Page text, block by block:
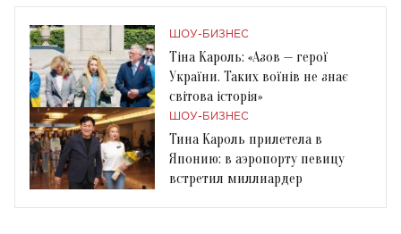
ШОУ-БИЗНЕС
Тіна Кароль: «Азов — герої
України. Таких воїнів не знає
світова історія»
ШОУ-БИЗНЕС
Тина Кароль прилетела в
Японию: в аэропорту певицу
встретил миллиардер